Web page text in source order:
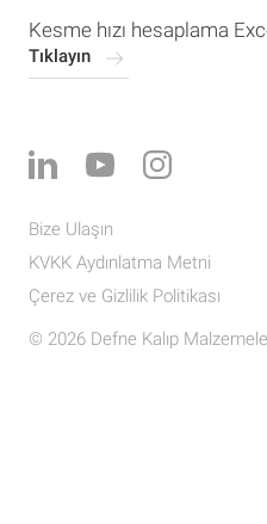
Kesme hızı hesaplama
Tıklayın
© 2026 Defne Kalıp
Bize Ulaşın
KVKK Aydınlatma Metni
Çerez ve Gizlilik Politikası